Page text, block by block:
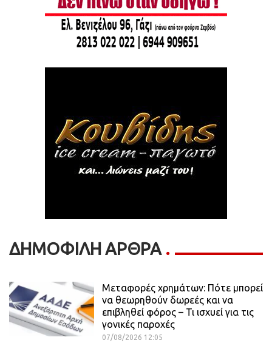
ΔΗΜΟΦΙΛΗ ΑΡΘΡΑ
Μεταφορές χρημάτων: Πότε μπορεί
να θεωρηθούν δωρεές και να
επιβληθεί φόρος – Τι ισχυεί για τις
γονικές παροχές
07/08/2026 12:05